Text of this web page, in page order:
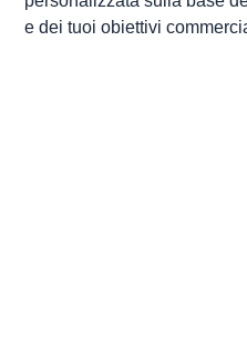
e dei tuoi obiettivi